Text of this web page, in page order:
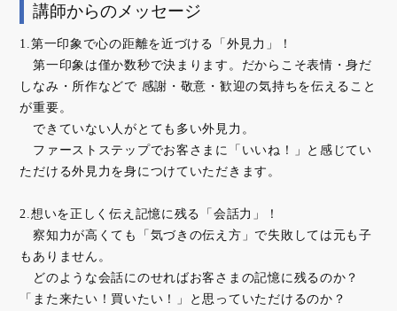
講師からのメッセージ
1.第一印象で心の距離を近づける「外見力」！
第一印象は僅か数秒で決まります。だからこそ表情・身だ
しなみ・所作などで 感謝・敬意・歓迎の気持ちを伝えること
が重要。
できていない人がとても多い外見力。
ファーストステップでお客さまに「いいね！」と感じてい
ただける外見力を身につけていただきます。
2.想いを正しく伝え記憶に残る「会話力」！
察知力が高くても「気づきの伝え方」で失敗しては元も子
もありません。
どのような会話にのせればお客さまの記憶に残るのか？
「また来たい！買いたい！」と思っていただけるのか？